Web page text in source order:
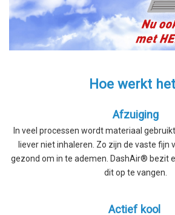
Hoe werkt
Afzuiging
In veel processen wordt materiaal
liever niet inhaleren. Zo zijn de vaste fijn
gezond om in te ademen. DashAir® bezit
dit op te vangen.
Actief kool